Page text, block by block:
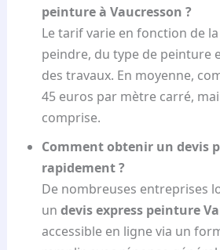
peinture à Vaucresson ?
Le tarif varie en fonction de
peindre, du type de peinture
des travaux. En moyenne,
45 euros par mètre carré,
comprise.
Comment obtenir un devis
rapidement ?
De nombreuses entreprises
un devis express peinture
accessible en ligne via un